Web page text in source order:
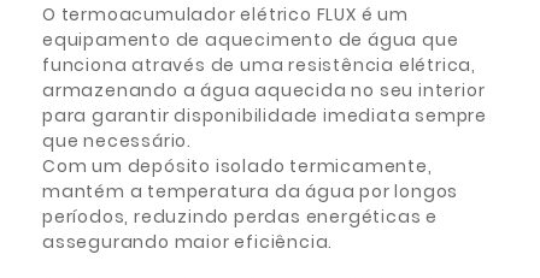
O termoacumulador elétrico FLUX é um
equipamento de aquecimento de água que
funciona através de uma resistência elétrica,
armazenando a água aquecida no seu interior
para garantir disponibilidade imediata sempre
que necessário.
Com um depósito isolado termicamente,
mantém a temperatura da água por longos
períodos, reduzindo perdas energéticas e
assegurando maior eficiência.